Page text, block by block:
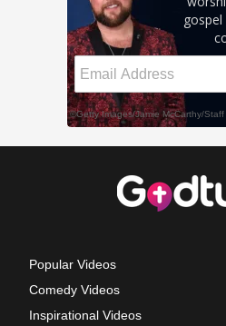
Popular Videos
Comedy Videos
Inspirational Videos